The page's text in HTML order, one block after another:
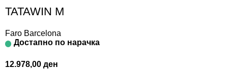
TATAWIN M
Faro Barcelona
Достапно по нарачка
12.978,00 ден